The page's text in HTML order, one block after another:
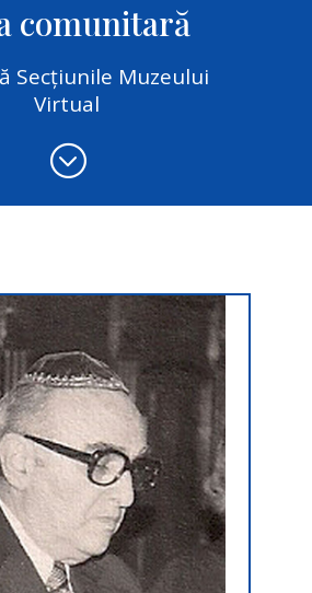
comunitară
Secțiunile Muzeului
Virtual
;